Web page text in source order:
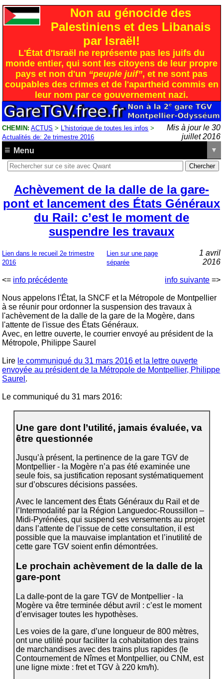
Non au génocide des
Palestiniens et des Libanais
par Israël!
L'État d'Israël ne représente pas les juifs du
monde entier, qui sont les citoyens de leur propre
pays et non d'un “peuple juif”, et ne sont pas
coupables des crimes et de l'apartheid commis en
leur nom par ce gouvernement nazi.
CHEMIN: ACTUS > L'historique de toutes les infos >
Actualités de: 2e trimestre 2016
Mis à jour le 30
juillet 2016
Menu
Achèvement de la dalle de la gare-
pont et lancement des États Généraux
du Rail: c’est le moment de
suspendre les travaux
Lien dans le recueil 2e trimestre
2016
Lien sur une page
séparée
1 avril
2016
<= info précédente info suivante =>
Nous appelons l'État, la SNCF et la Métropole de Montpellier
à se réunir pour ordonner la suspension des travaux à
l'achèvement de la dalle de la gare de la Mogère, dans
l'attente de l'issue des États Généraux.
Avec, en lettre ouverte, le courrier envoyé au président de la
Métropole, Philippe Saurel
Lire le communiqué du 31 mars 2016 et la lettre ouverte
envoyée au président de la Métropole de Montpellier, Philippe
Saurel .
Le communiqué du 31 mars 2016:
Une gare dont l’utilité, jamais évaluée, va
être questionnée
Jusqu’à présent, la pertinence de la gare TGV de
Montpellier - la Mogère n’a pas été examinée une
seule fois, sa justification reposant systématiquement
sur d’obscures décisions passées.
Avec le lancement des États Généraux du Rail et de
l’Intermodalité par la Région Languedoc-Roussillon –
Midi-Pyrénées, qui suspend ses versements au projet
dans l’attente de l’issue de cette consultation, il est
possible que la mauvaise implantation et l’inutilité de
cette gare TGV soient enfin démontrées.
Le prochain achèvement de la dalle de la
gare-pont
La dalle-pont de la gare TGV de Montpellier - la
Mogère va être terminée début avril : c’est le moment
d’envisager toutes les hypothèses.
Les voies de la gare, d’une longueur de 800 mètres,
ont une utilité pour faciliter la cohabitation des trains
de marchandises avec des trains plus rapides (le
Contournement de Nîmes et Montpellier, ou CNM, est
une ligne mixte : fret et TGV à 220 km/h).